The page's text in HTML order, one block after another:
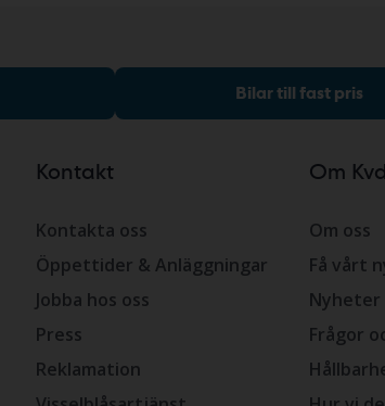
Bilar till fast pris
Kontakt
Kontakta oss
Öppettider & Anläggningar
Jobba hos oss
Press
Reklamation
Om
Om oss
Få vårt
Nyheter
Frågor